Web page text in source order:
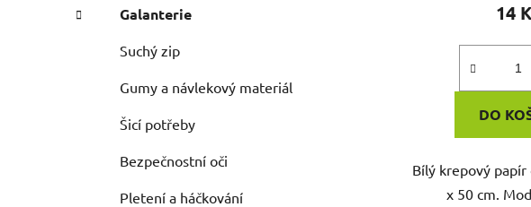
Galanterie
Suchý zip
Gumy a návlekový materiál
Šicí potřeby
Bezpečnostní oči
Pletení a háčkování
14
DO
Bílý krepový
x 50 cm.